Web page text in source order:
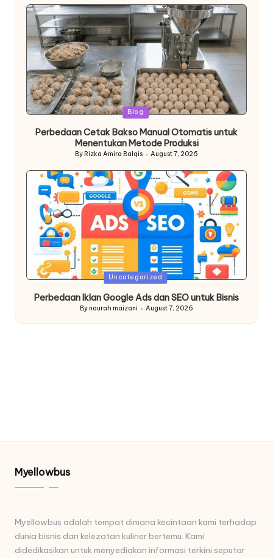
Posted
Blog
Perbedaan Cetak Bakso Manual Otomatis untuk
Menentukan Metode Produksi
Posted
By Rizka Amira Balqis August 7, 2026
Posted
Uncategorized
Perbedaan Iklan Google Ads dan SEO untuk Bisnis
Posted
By naurah maizani August 7, 2026
Myellowbus
Myellowbus adalah tempat dimana kecintaan kami terhadap
dunia bisnis dan kelezatan kuliner bertemu. Kami
didedikasikan untuk menyediakan informasi terkini seputar